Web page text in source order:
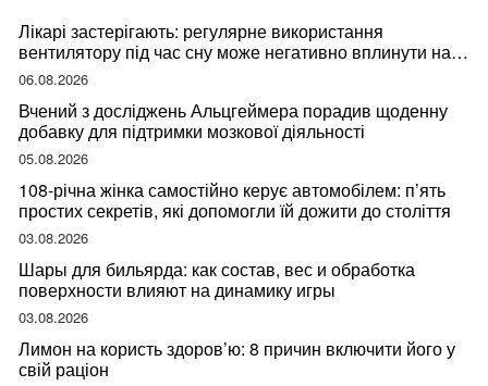
Лікарі застерігають: регулярне використання
вентилятору під час сну може негативно вплинути на
ваше здоров’я
06.08.2026
Вчений з досліджень Альцгеймера порадив щоденну
добавку для підтримки мозкової діяльності
05.08.2026
108-річна жінка самостійно керує автомобілем: п’ять
простих секретів, які допомогли їй дожити до століття
03.08.2026
Шары для бильярда: как состав, вес и обработка
поверхности влияют на динамику игры
03.08.2026
Лимон на користь здоров’ю: 8 причин включити його у
свій раціон